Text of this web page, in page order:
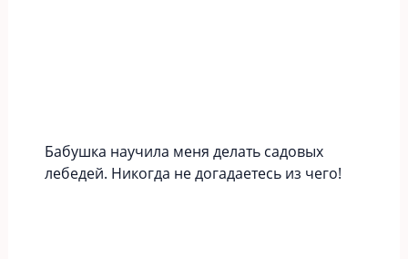
Бабушка научила меня делать садовых
лебедей. Никогда не догадаетесь из чего!